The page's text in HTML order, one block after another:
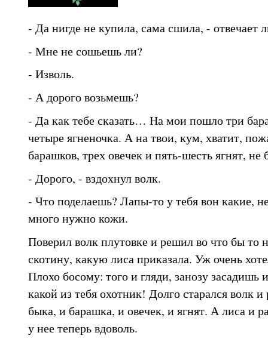
- Да нигде не купила, сама сшила, - отвечает
- Мне не сошьешь ли?
- Изволь.
- А дорого возьмешь?
- Да как тебе сказать… На мои пошло три
четыре ягненочка. А на твои, кум, хватит,
барашков, трех овечек и пять-шесть ягнят, не
- Дорого, - вздохнул волк.
- Что поделаешь? Лапы-то у тебя вон какие,
много нужно кожи.
Поверил волк плутовке и решил во что бы то
скотину, какую лиса приказала. Уж очень
Плохо босому: того и гляди, занозу засадишь
какой из тебя охотник! Долго старался волк
быка, и барашка, и овечек, и ягнят. А лиса и
у нее теперь вдоволь.